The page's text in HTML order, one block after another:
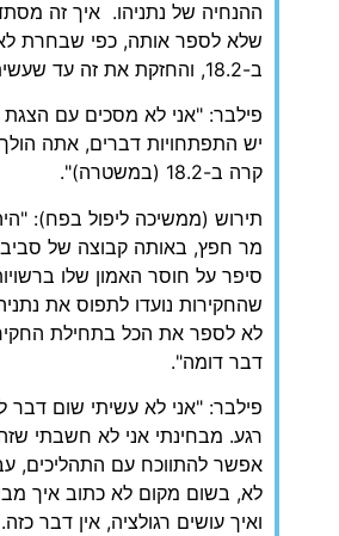
ההנחיה של נתניהו. איך זה
שלא לספר אותה, כפי שבחרת
ב-18.2, והחזקת את זה עד שעשית ניהול סיכונים".
פילבר: "אני לא מסכים עם
יש התפתחויות דברים, אתה הולך
קרה ב-18.2 (במשטרה)".
תירוש (ממשיכה ליפול בפח):
מר חפץ, באותה קבוצה של
סיפר על חוסר האמון שלו
שהחקירות נועדו לתפוס את
לא לספר את הכל בתחילת
דבר דומה".
פילבר: "אני לא עשיתי שום דבר
רגע. מבחינתי אני לא חשבתי שזה
אפשר להתווכח עם התהליכים,
לא, בשום מקום לא כתוב איך
ואיך עושים רגולציה, אין דבר